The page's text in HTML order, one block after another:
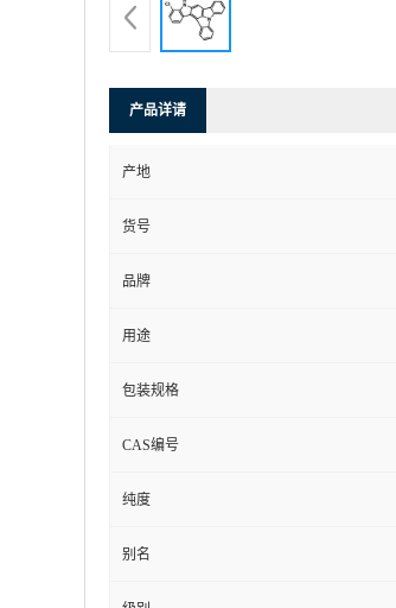
产品详请
产地
货号
品牌
用途
包装规格
CAS编号
纯度
别名